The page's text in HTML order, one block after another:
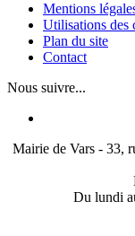
Mentions
Utilisations des
Plan du site
Contact
Nous suivre...
Mairie de Vars - 33,
Du lundi